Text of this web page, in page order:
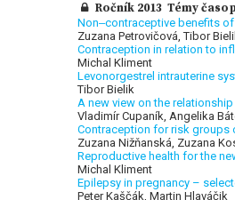
Ročník 2013 Témy
Non‒contraceptive benefits
Zuzana Petrovičová, Tibor
Contraception in relation to
Michal Kliment
Levonorgestrel intrauterine
Tibor Bielik
A new view on the
Vladimír Cupaník, Angelika
Contraception for risk groups
Zuzana Nižňanská, Zuzana
Reproductive health for the
Michal Kliment
Epilepsy in pregnancy –
Peter Kaščák, Martin Hlaváčik